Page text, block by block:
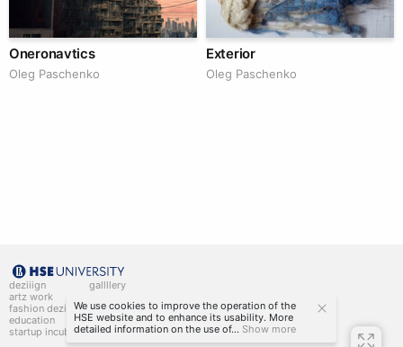
Oneronavtics
Oleg Paschenko
Exterior
Oleg Paschenko
deziiign
artz work
fashion deziiign
education
startup incubator
gallllery
kiiids.art
We use cookies to improve the operation of the
HSE website and to enhance its usability. More
detailed information on the use of... Show more